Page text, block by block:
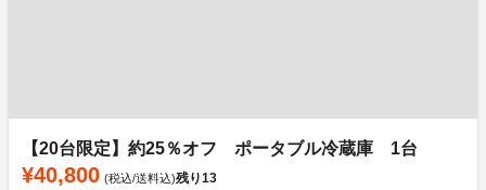
【20台限定】約25％オフ ポータブル冷蔵庫 1台
¥40,800 (税込/送料込)残り13